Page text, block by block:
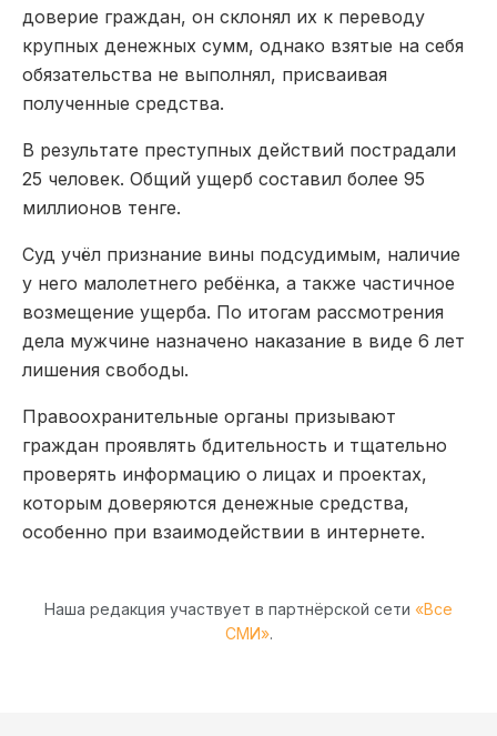
доверие граждан, он склонял их к переводу
крупных денежных сумм, однако взятые на себя
обязательства не выполнял, присваивая
полученные средства.
В результате преступных действий пострадали
25 человек. Общий ущерб составил более 95
миллионов тенге.
Суд учёл признание вины подсудимым, наличие
у него малолетнего ребёнка, а также частичное
возмещение ущерба. По итогам рассмотрения
дела мужчине назначено наказание в виде 6 лет
лишения свободы.
Правоохранительные органы призывают
граждан проявлять бдительность и тщательно
проверять информацию о лицах и проектах,
которым доверяются денежные средства,
особенно при взаимодействии в интернете.
Наша редакция участвует в партнёрской сети «Все
СМИ».